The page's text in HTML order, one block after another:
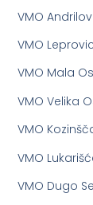
VMO
VMO
VMO Mala
VMO Velika
VMO
VMO
VMO Dugo